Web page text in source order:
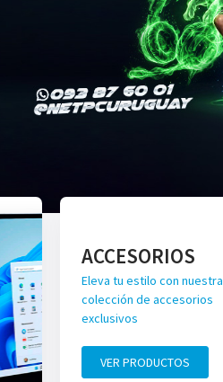
ACCESORIOS
Eleva tu estilo con nuestra
colección de accesorios
exclusivos
VER PRODUCTOS